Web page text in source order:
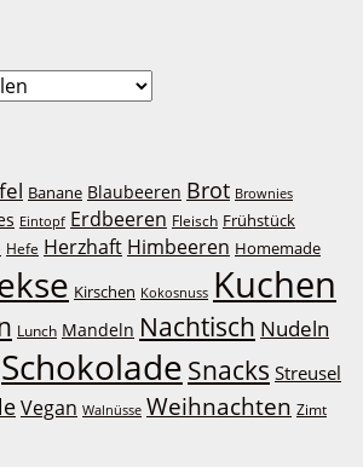
Banane Blaubeeren Brot Brownies
Eintopf Erdbeeren Fleisch Frühstück
Hefe Herzhaft Himbeeren Homemade
Kirschen Kokosnuss Kuchen
Lunch Mandeln Nachtisch Nudeln
Schokolade Snacks Streusel
Vegan Walnüsse Weihnachten Zimt